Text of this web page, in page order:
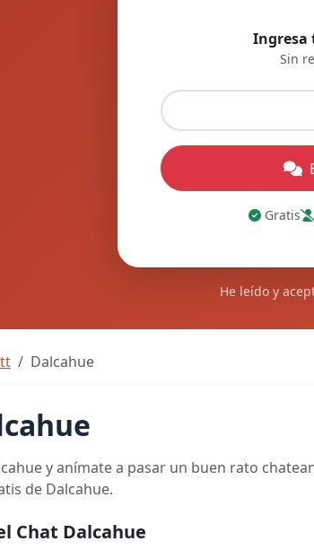
Ingresa
Sin
Gratis
He leído y
Dalcahue
y anímate a pasar un buen rato
de Dalcahue.
Chat Dalcahue